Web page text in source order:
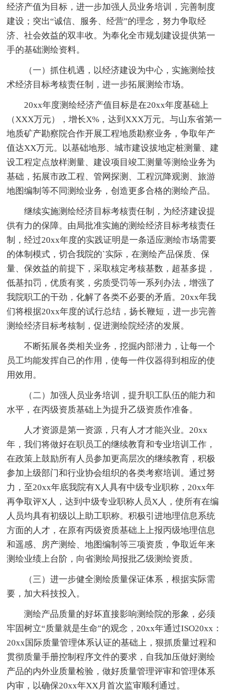
经济产值为目标，进一步加强人员业务培训，完善制度
建设；突出“诚信、服务、经营”的理念，努力争取经
济、社会效益的双丰收。为奉化全市规划建设提供第一
手的基础测绘资料。
（一）抓住机遇，以经济建设为中心，实施测绘技
术经济目标考核责任制，进一步拓展测绘市场。
20xx年度测绘经济产值目标是在20xx年度基础上
（XXX万元），增长X%，达到XXX万元。与山东省第一
地质矿产勘察院合作开展工程地质勘察业务，争取年产
值达XX万元。以基础地形、城市建设拔地定桩测量、建
设工程定点放样测量、建设项目竣工测量等测绘业务为
基础，拓展市政工程、管网探测、工程沉降观测、旅游
地图编制等不同测绘业务，创造更多合格的测绘产品。
继续实施测绘经济目标考核责任制，为经济建设提
供有力的保障。由局批准实施的测绘经济目标考核责任
制，经过20xx年度的实践证明是一条适应测绘市场需要
的体制模式，切合我院的`实际，在测绘产品保质、保
量、保效益的前提下，采取核定考核基数，超基多提，
低基扣罚，优质有奖，劣质受罚等一系列办法，增强了
我院职工的干劲，化解了各类不必要的矛盾。20xx年我
们将根据20xx年度的试行总结，扬长鞭短，进一步完善
测绘经济目标考核制，促进测绘院经济的发展。
不断拓展各类相关业务，挖掘内部潜力，让每一个
员工均能发挥自己的作用，使每一件仪器得到相应的使
用效用。
（二）加强人员业务培训，提升职工队伍的能力和
水平，在丙级资质基础上为提升乙级资质作准备。
人才资源是第一资源，只有人才才能兴业。20xx
年，我们将做好在职员工的继续教育和专业培训工作，
在政策上鼓励所有人员参加更高层次的继续教育，积极
参加上级部门和行业协会组织的各类考察培训。通过努
力，至20xx年底我院有X人具有中级专业职称，20xx年
再争取评X人，达到中级专业职称人员X人，使所有在编
人员均具有初级以上助工职称。积极引进地理信息系统
方面的人才，在原有丙级资质基础上上报丙级地理信息
和遥感、房产测绘、地图编制等三项资质，争取近年来
测绘业绩上台阶，向省测绘局报批乙级测绘资质。
（三）进一步健全测绘质量保证体系，根据实际需
要，加大科技投入。
测绘产品质量的好坏直接影响测绘院的形象，必须
牢固树立“质量就是生命”的观念，20xx年通过ISO20xx：
20xx国际质量管理体系认证的基础上，狠抓质量过程和
贯彻质量手册控制程序文件的要求，自我加压做好测绘
产品的内外业质量检验，做好质量管理评审和管理体系
内审，以确保20xx年XX月首次监审顺利通过。